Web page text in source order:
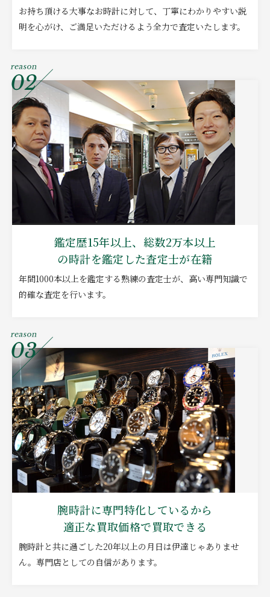
お持ち頂ける大事なお時計に対して、丁寧にわかりやすい説
明を心がけ、ご満足いただけるよう全力で査定いたします。
鑑定歴15年以上、総数2万本以上
の時計を鑑定した査定士が在籍
年間1000本以上を鑑定する熟練の査定士が、高い専門知識で
的確な査定を行います。
腕時計に専門特化しているから
適正な買取価格で買取できる
腕時計と共に過ごした20年以上の月日は伊達じゃありませ
ん。専門店としての自信があります。